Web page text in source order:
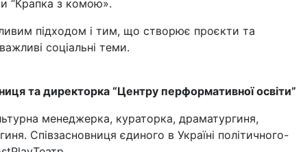
“Крапка з комою».
підходом і тим, що створює проєкти та
соціальні теми.
та директорка “Центру перформативної освіти”
менеджерка, кураторка, драматургиня,
Співзасновниця єдиного в Україні політичного-